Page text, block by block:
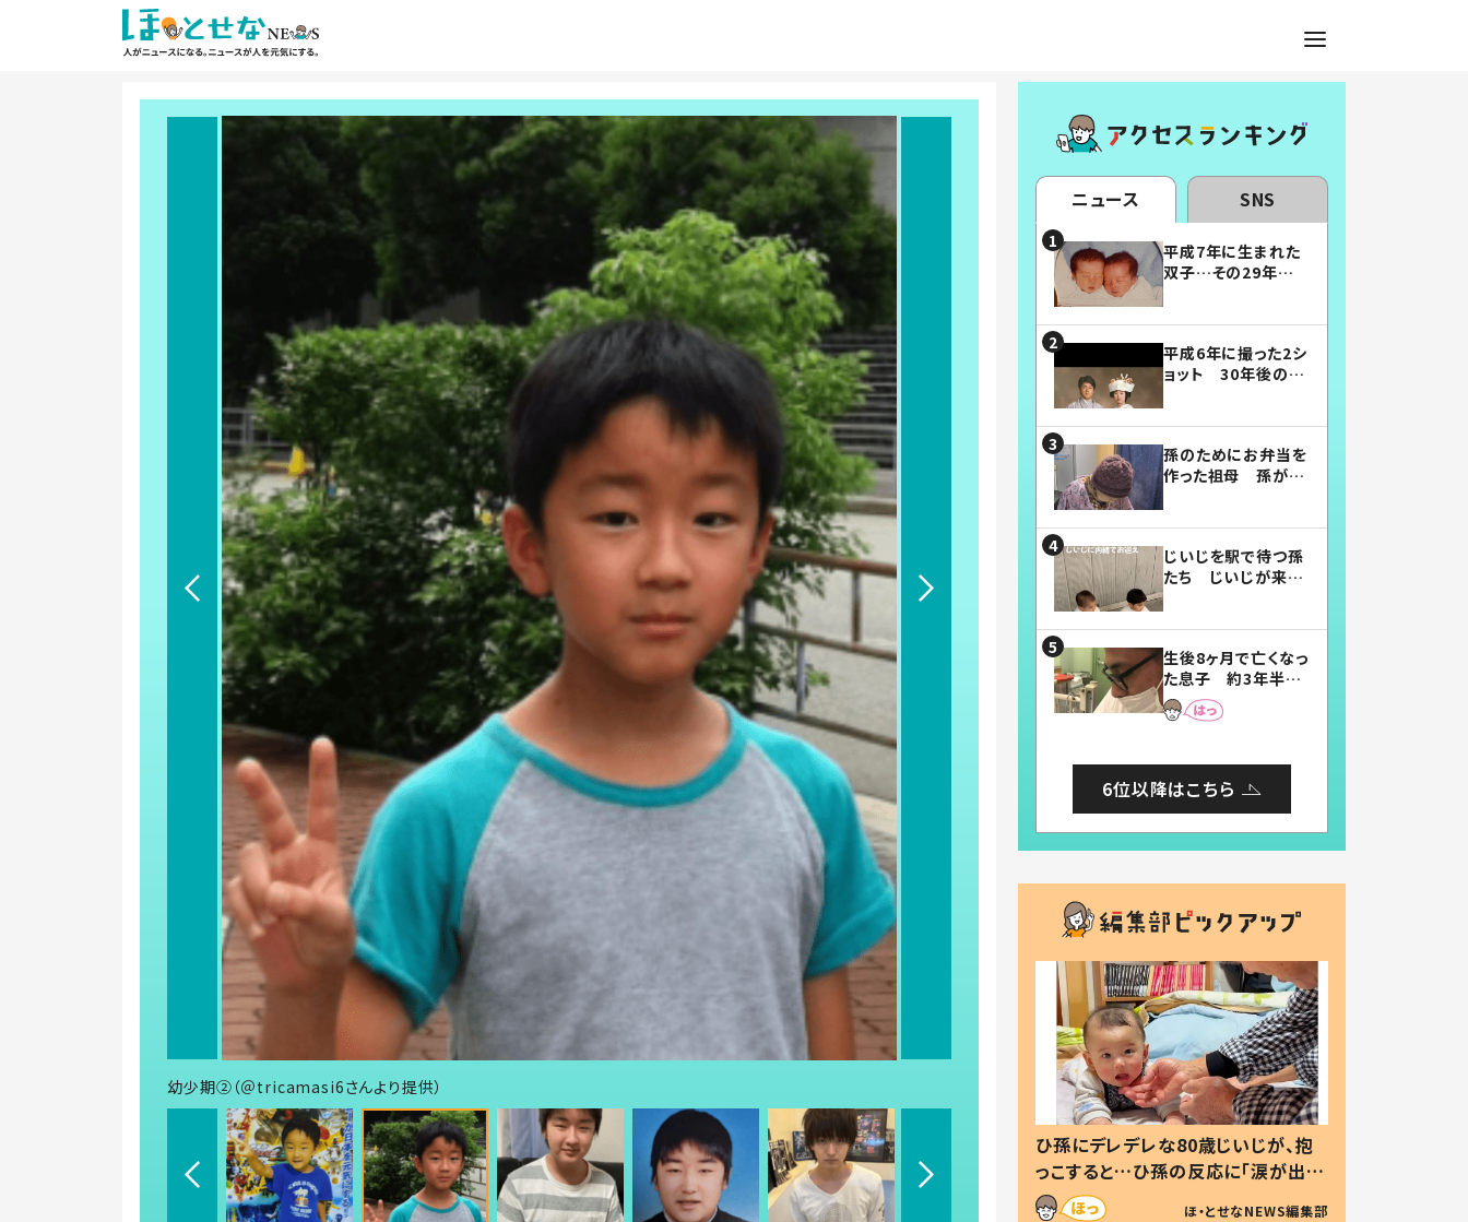
幼少期②（＠tricamasi6さんより提供）
ニュース SNS
平成7年に生まれた
双子…その29年後
平成6年に撮った2シ
ョット 30年後の姿
孫のためにお弁当を
作った祖母 孫が絶
じいじを駅で待つ孫
たち じいじが来た
まらない」「幸せにな
れる」
生後8ヶ月で亡くなっ
た息子 約3年半
後、当時の妻の日記
に書いてあった本音
6位以降はこちら
ひ孫にデレデレな80歳じいじが、抱
っこすると…ひ孫の反応に「涙が出ま
した」「可愛くて仕方ない」
ほ・とせなNEWS編集部